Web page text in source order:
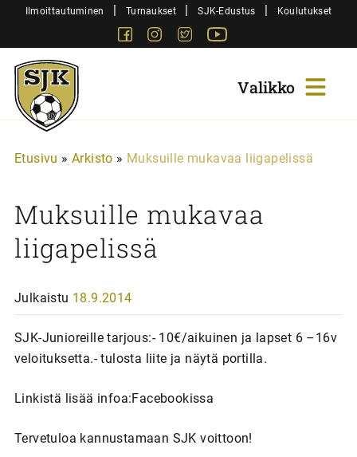
SiirryIlmoittautuminen | Turnaukset | SJK-Edustus | Koulutukset
FacebookInstagram
Twitter
Sjk-
Juniorit
Etusivu » Arkisto » Muksuille mukavaa liigapelissä
Muksuille mukavaa
liigapelissä
Julkaistu 18.9.2014
SJK-Junioreille tarjous:- 10€/aikuinen ja lapset 6 –16v
veloituksetta.- tulosta liite ja näytä portilla.
Linkistä lisää infoa:Facebookissa
Tervetuloa kannustamaan SJK voittoon!